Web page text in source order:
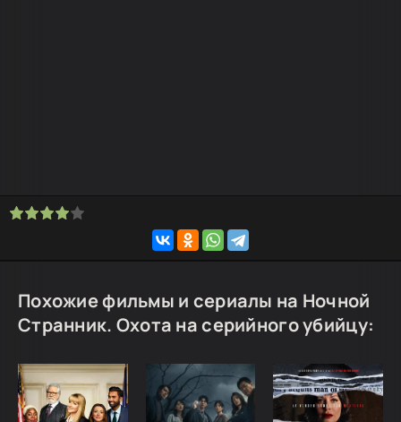
Похожие фильмы и сериалы на Ночной
Странник. Охота на серийного убийцу: